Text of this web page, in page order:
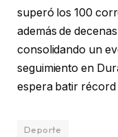
superó los 100
además de
consolidando un
seguimiento en
espera batir
Deporte